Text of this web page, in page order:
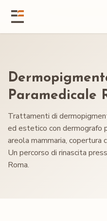
Home
Paramedicale
Trattamenti di
ed estetico con dermografo
areola mammaria, copertura
Un percorso di rinascita
Roma.